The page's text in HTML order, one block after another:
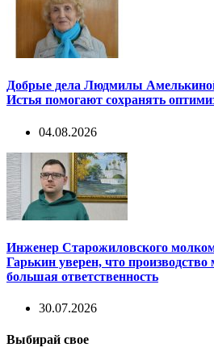
Добрые дела Людмилы
Истья помогают сохранять
04.08.2026
Инженер Старожиловского
Гарькин уверен, что
большая ответственность
30.07.2026
Выбирай свое